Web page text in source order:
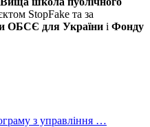
StopFake та за
ОБСЄ для України і Фонду
з управління …